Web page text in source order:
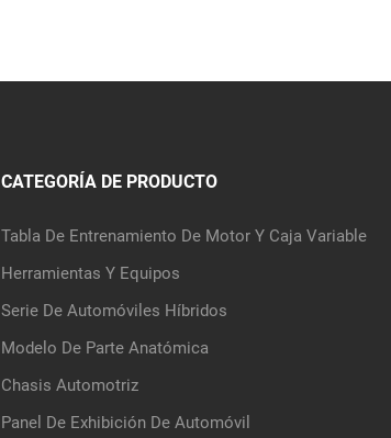
CATEGORÍA DE PRODUCTO
Tabla De Entrenamiento De Motor Y Caja Variable
Herramientas Y Equipos
Serie De Automóviles Híbridos
Modelo De Parte Anatómica
Chasis Automotriz
Panel De Exhibición De Automóvil